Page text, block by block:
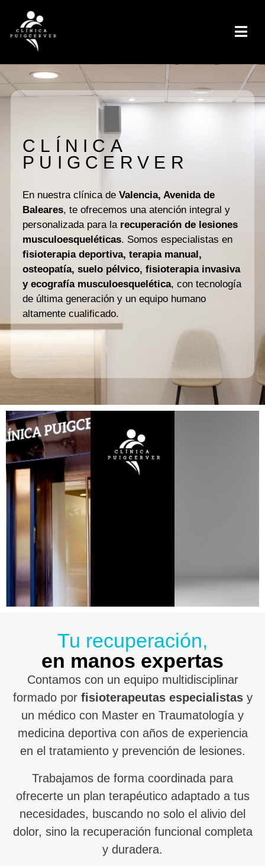
CLÍNICA
PUIGCERVER
En nuestra clínica de Valencia, Avenida de
Baleares, te ofrecemos una atención integral y
personalizada para la recuperación de lesiones
musculoesqueléticas. Somos especialistas en
fisioterapia deportiva, terapia manual,
osteopatía, suelo pélvico, fisioterapia invasiva
y ecografía musculoesquelética, con tecnología
de última generación y un equipo humano
altamente cualificado.
Tu recuperación,
en manos expertas
Contamos con un equipo multidisciplinar
formado por fisioterapeutas especialistasy
un médico con Master en Traumatología y
medicina deportiva con años de experiencia
en el tratamiento y prevención de lesiones.
Trabajamos de forma coordinada para
ofrecerte un plan terapéutico adaptado a tus
necesidades, buscando no solo el alivio del
dolor, sino la recuperación funcional completa
y duradera.